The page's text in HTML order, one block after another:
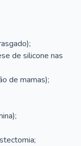
de silicone nas
de mamas);